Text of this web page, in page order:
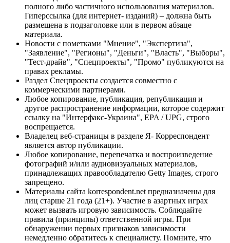
полного либо частичного использования материалов.
Гиперссылка (для интернет- изданий) – должна быть
размещена в подзаголовке или в первом абзаце
материала.
Новости с пометками "Мнение", "Экспертиза",
"Заявление", "Регионы", "Деньги", "Власть", "Выборы",
"Тест-драйв", "Спецпроекты", "Промо" публикуются на
правах рекламы.
Раздел Спецпроекты создается совместно с
коммерческими партнерами.
Любое копирование, публикация, републикация и
другое распространение информации, которое содержит
ссылку на "Интерфакс-Украина", EPA / UPG, строго
воспрещается.
Владелец веб-страницы в разделе Я- Корреспондент
является автор публикации.
Любое копирование, перепечатка и воспроизведение
фотографий и/или аудиовизуальных материалов,
принадлежащих правообладателю Getty Images, строго
запрещено.
Материалы сайта korrespondent.net предназначены для
лиц старше 21 года (21+). Участие в азартных играх
может вызвать игровую зависимость. Соблюдайте
правила (принципы) ответственной игры. При
обнаружении первых признаков зависимости
немедленно обратитесь к специалисту. Помните, что